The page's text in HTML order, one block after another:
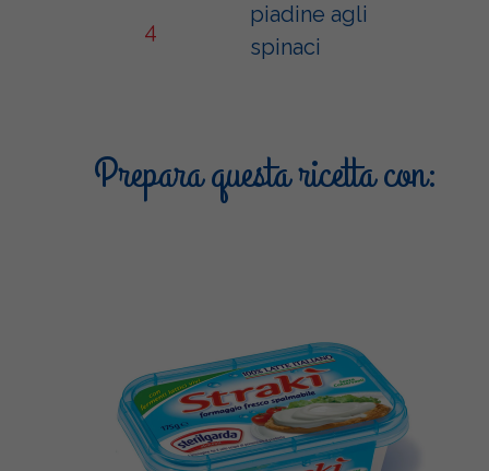
4
piadine agli
spinaci
Prepara questa ricetta con: